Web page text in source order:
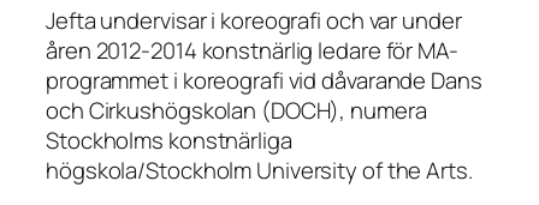
Jefta undervisar i koreografi och var under
åren 2012-2014 konstnärlig ledare för MA-
programmet i koreografi vid dåvarande Dans
och Cirkushögskolan (DOCH), numera
Stockholms konstnärliga
högskola/Stockholm University of the Arts.